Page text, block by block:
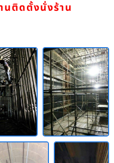
นติดตั้งนั่งร้าน